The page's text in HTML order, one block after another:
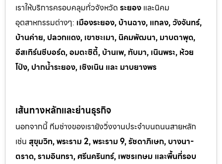
เราให้บริการครอบคลุมทั่วจังหวัด ระยอง และนิคม
อุตสาหกรรมต่างๆ: เมืองระยอง, บ้านฉาง, แกลง, วังจันทร์,
บ้านค่าย, ปลวกแดง, เขาชะเมา, นิคมพัฒนา, มาบตาพุด,
อีสเทิร์นซีบอร์ด, อมตะซิตี้, บ้านเพ, ทับมา, เนินพระ, ห้วย
โป่ง, ปากน้ำระยอง, เชิงเนิน และ มาบยางพร
เส้นทางหลักและย่านธุรกิจ
นอกจากนี้ ทีมช่างของเรายังวิ่งงานประจำบนถนนสายหลัก
เช่น สุขุมวิท, พระราม 2, พระราม 9, รัชดาภิเษก, บางนา-
ตราด, รามอินทรา, ศรีนครินทร์, เพชรเกษม และพื้นที่รอบ